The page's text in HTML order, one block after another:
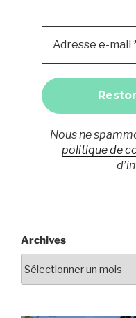
Nous ne
politique de
Archives